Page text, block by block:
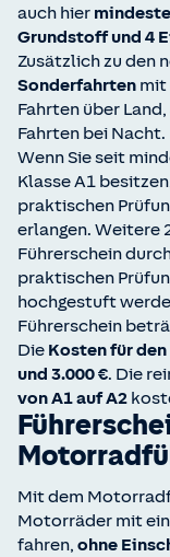
auch hier
Grundstoff und 4
Zusätzlich zu den
Sonderfahrten mit
Fahrten über
Fahrten bei Nacht.
Wenn Sie seit
Klasse A1
praktischen
erlangen. Weitere
Führerschein
praktischen
hochgestuft
Führerschein
Die Kosten für
und 3.000 €. Die
von A1 auf A2
Mit dem
Motorräder mit
fahren, ohne